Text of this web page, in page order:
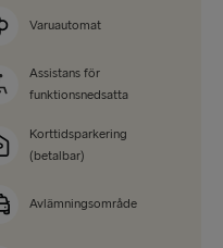
Varuautomat
Assistans för
funktionsnedsatta
Korttidsparkering
(betalbar)
Avlämningsområde